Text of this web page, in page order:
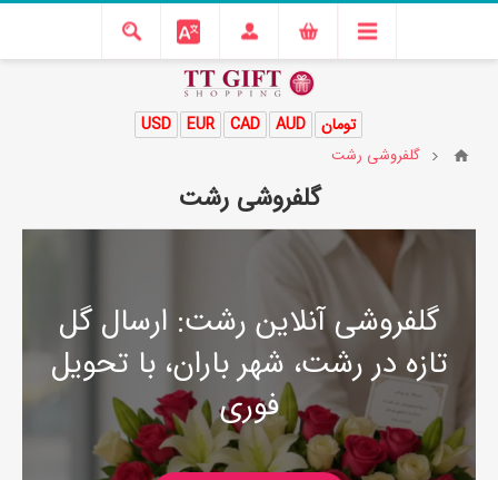
USD EUR CAD AUD تومان
گلفروشی رشت
گلفروشی رشت
گلفروشی آنلاین رشت: ارسال گل
تازه در رشت، شهر باران، با تحویل
فوری